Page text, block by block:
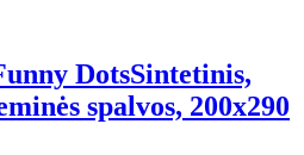
DotsSintetinis,
spalvos, 200x290